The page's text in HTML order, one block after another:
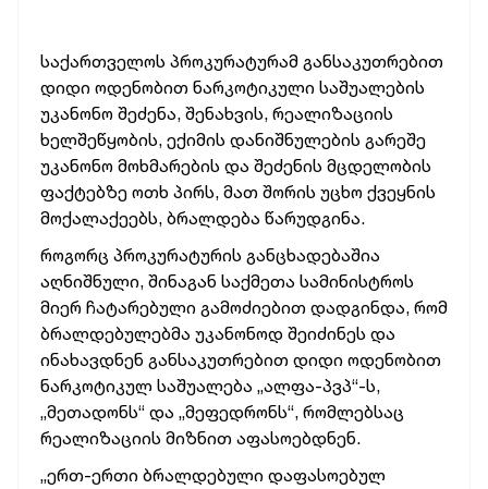
საქართველოს პროკურატურამ განსაკუთრებით
დიდი ოდენობით ნარკოტიკული საშუალების
უკანონო შეძენა, შენახვის, რეალიზაციის
ხელშეწყობის, ექიმის დანიშნულების გარეშე
უკანონო მოხმარების და შეძენის მცდელობის
ფაქტებზე ოთხ პირს, მათ შორის უცხო ქვეყნის
მოქალაქეებს, ბრალდება წარუდგინა.
როგორც პროკურატურის განცხადებაშია
აღნიშნული, შინაგან საქმეთა სამინისტროს
მიერ ჩატარებული გამოძიებით დადგინდა, რომ
ბრალდებულებმა უკანონოდ შეიძინეს და
ინახავდნენ განსაკუთრებით დიდი ოდენობით
ნარკოტიკულ საშუალება „ალფა-პვპ“-ს,
„მეთადონს“ და „მეფედრონს“, რომლებსაც
რეალიზაციის მიზნით აფასოებდნენ.
„ერთ-ერთი ბრალდებული დაფასოებულ